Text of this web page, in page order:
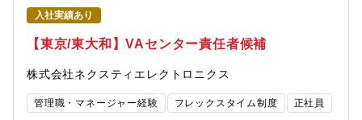
す。【キャリアイメージ】■能力次第で3～4年を目途に主任職を目
指していただき、実績や本人の意向に応じて将来の管理職候補と
して育成していきます。【同社の魅力】設立69周年を迎える半導
体検査用ICソケット世界シェアNo.1、東証プライム市場上場の電
子部品メーカーである同社は、国内外大手電機メーカー、半導体
メーカー、自動車部品メーカー、通信機器メーカーなどに電子部
品をはじめとする多種多様な製品を供給しています。メイン製品
はICソケットとコネクタなどの電子部品で、スマートフォン、デ
入社実績あり
【東京/東大和】VAセンター責任者候補
株式会社ネクスティエレクトロニクス
管理職・マネージャー経験 フレックスタイム制度 正社員